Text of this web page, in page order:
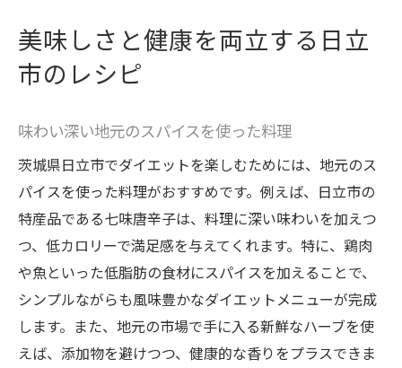
美味しさと健康を両立する日立
市のレシピ
味わい深い地元のスパイスを使った料理
茨城県日立市でダイエットを楽しむためには、地元のス
パイスを使った料理がおすすめです。例えば、日立市の
特産品である七味唐辛子は、料理に深い味わいを加えつ
つ、低カロリーで満足感を与えてくれます。特に、鶏肉
や魚といった低脂肪の食材にスパイスを加えることで、
シンプルながらも風味豊かなダイエットメニューが完成
します。また、地元の市場で手に入る新鮮なハーブを使
えば、添加物を避けつつ、健康的な香りをプラスできま